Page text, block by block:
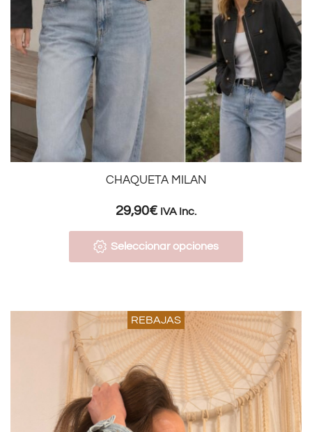
HOGAR
TARJETAS REGALO
CHAQUETA MILAN
29,90€ IVA Inc.
Seleccionar opciones
REBAJAS